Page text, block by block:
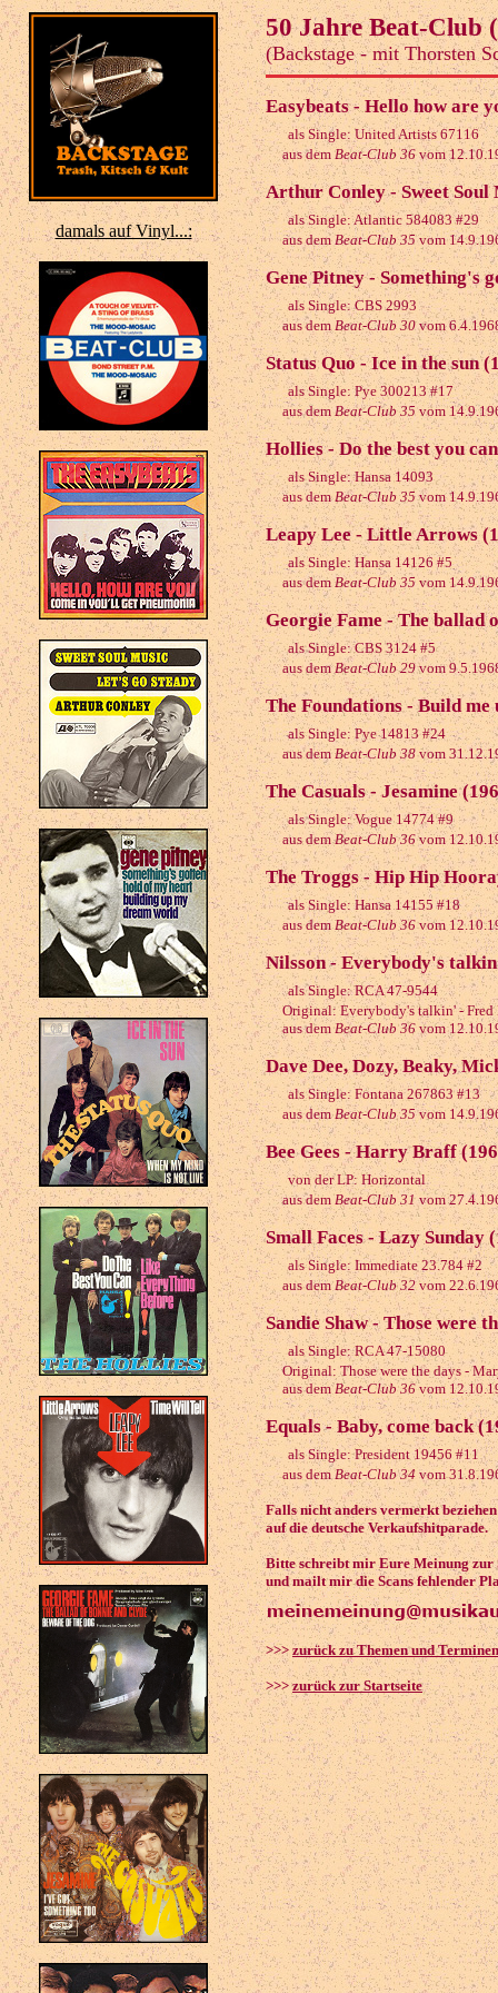
damals auf Vinyl...:
50 Jahre Beat-Club
(Backstage - mit Thorsten
Easybeats - Hello how are
als Single: United Artists 67116
aus dem Beat-Club 36vom
Arthur Conley - Sweet Soul
als Single: Atlantic 584083 #29
aus demBeat-Club 35vom
Gene Pitney - Something's
als Single: CBS 2993
aus demBeat-Club 30vom
Status Quo - Ice in the sun
als Single: Pye 300213 #17
aus demBeat-Club 35 vom
Hollies - Do the best you
als Single: Hansa 14093
aus demBeat-Club 35vom
Leapy Lee - Little Arrows
als Single: Hansa 14126 #5
aus dem Beat-Club 35 vom
Georgie Fame - The ballad
als Single: CBS 3124 #5
aus demBeat-Club 29vom
The Foundations - Build
als Single: Pye 14813 #24
aus demBeat-Club 38vom
The Casuals - Jesamine
als Single: Vogue 14774 #9
aus demBeat-Club 36vom
The Troggs - Hip Hip
als Single: Hansa 14155 #18
aus demBeat-Club 36vom
Nilsson - Everybody's
als Single: RCA 47-9544
Original: Everybody's talkin' - Fred
aus demBeat-Club 36 vom
Dave Dee, Dozy, Beaky,
als Single: Fontana 267863 #13
aus demBeat-Club 35vom
Bee Gees - Harry Braff
von der LP: Horizontal
aus demBeat-Club 31vom
Small Faces - Lazy Sunday
als Single: Immediate 23.784 #2
aus demBeat-Club 32vom
Sandie Shaw - Those were
als Single: RCA 47-15080
Original: Those were the days -
aus demBeat-Club 36vom
Equals - Baby, come back
als Single: President 19456 #11
aus demBeat-Club 34 vom
Falls nicht anders vermerkt
auf die deutsche Verkaufshitparade.
Bitte schreibt mir Eure Meinung zur
und mailt mir die Scans fehlender
>>> zurück zu Themen und Terminen
>>>zurück zur Startseite